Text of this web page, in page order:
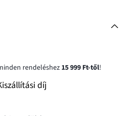
rendeléshez 15 999 Ft-től!
díj